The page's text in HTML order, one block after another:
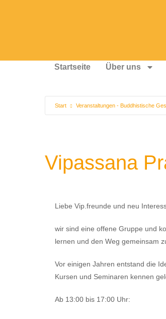
Startseite Über uns
Start Veranstaltungen - Buddhistische
Vipassana
Liebe Vip.freunde und neu
wir sind eine offene Gruppe und
lernen und den Weg gemeinsam
Vor einigen Jahren entstand die
Kursen und Seminaren kennen
Ab 13:00 bis 17:00 Uhr: